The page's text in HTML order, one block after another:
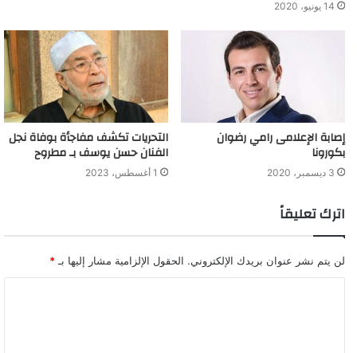
14 يونيو، 2020
إصابة الإعلامى رامي رضوان
بكورونا
3 ديسمبر، 2020
التحريات تكشف مفاجأة بوفاة نجل
الفنان حسن يوسف بـ مطروح
1 أغسطس، 2023
اترك تعليقاً
لن يتم نشر عنوان بريدك الإلكتروني. الحقول الإلزامية مشار إليها بـ *